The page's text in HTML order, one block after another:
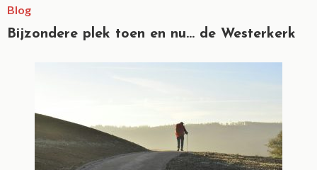
Blog
Bijzondere plek toen en nu… de Westerkerk